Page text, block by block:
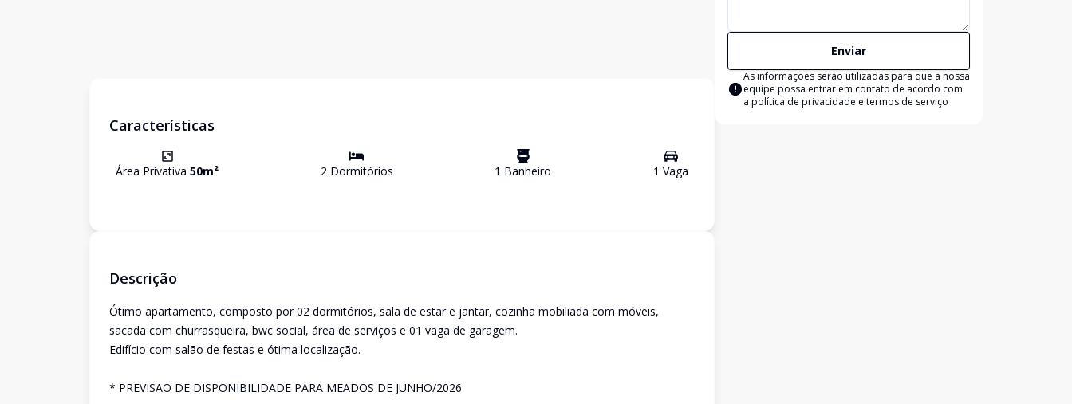
Características
Área Privativa 50m² 2Dormitórios 1 Banheiro 1 Vaga
Descrição
Ótimo apartamento, composto por 02 dormitórios, sala de estar e jantar, cozinha mobiliada com móveis,
sacada com churrasqueira, bwc social, área de serviços e 01 vaga de garagem.
Edifício com salão de festas e ótima localização.
* PREVISÃO DE DISPONIBILIDADE PARA MEADOS DE JUNHO/2026
Enviar
As informações serão utilizadas para que a nossa
equipe possa entrar em contato de acordo com
a política de privacidade e termos de serviço